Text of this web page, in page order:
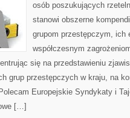
osób poszukujących
stanowi obszerne
grupom przestępczym, ich
współczesnym
się na przedstawieniu
grup przestępczych w kraju, na
Europejskie Syndykaty i
[…]